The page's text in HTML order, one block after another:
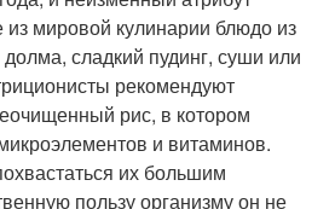
мировой кулинарии блюдо из
долма, сладкий пудинг, суши или
рекомендуют
рис, в котором
и витаминов.
их большим
пользу организму он не